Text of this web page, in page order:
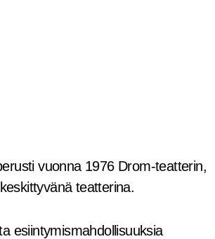
vuonna 1976 Drom-teatterin,
teatterina.
esiintymismahdollisuuksia